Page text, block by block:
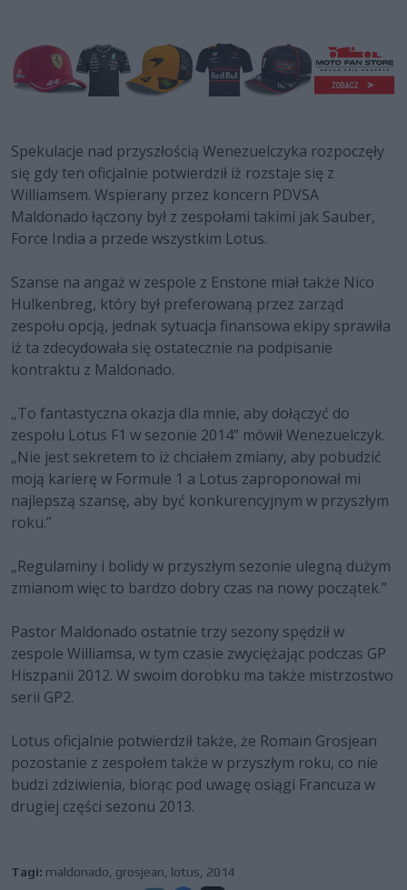
Spekulacje nad przyszłością Wenezuelczyka rozpoczęły
się gdy ten oficjalnie potwierdził iż rozstaje się z
Williamsem. Wspierany przez koncern PDVSA
Maldonado łączony był z zespołami takimi jak Sauber,
Force India a przede wszystkim Lotus.
Szanse na angaż w zespole z Enstone miał także Nico
Hulkenbreg, który był preferowaną przez zarząd
zespołu opcją, jednak sytuacja finansowa ekipy sprawiła
iż ta zdecydowała się ostatecznie na podpisanie
kontraktu z Maldonado.
„To fantastyczna okazja dla mnie, aby dołączyć do
zespołu Lotus F1 w sezonie 2014” mówił Wenezuelczyk.
„Nie jest sekretem to iż chciałem zmiany, aby pobudzić
moją karierę w Formule 1 a Lotus zaproponował mi
najlepszą szansę, aby być konkurencyjnym w przyszłym
roku.”
„Regulaminy i bolidy w przyszłym sezonie ulegną dużym
zmianom więc to bardzo dobry czas na nowy początek.”
Pastor Maldonado ostatnie trzy sezony spędził w
zespole Williamsa, w tym czasie zwyciężając podczas GP
Hiszpanii 2012. W swoim dorobku ma także mistrzostwo
serii GP2.
Lotus oficjalnie potwierdził także, że Romain Grosjean
pozostanie z zespołem także w przyszłym roku, co nie
budzi zdziwienia, biorąc pod uwagę osiągi Francuza w
drugiej części sezonu 2013.
Tagi: maldonado, grosjean, lotus, 2014